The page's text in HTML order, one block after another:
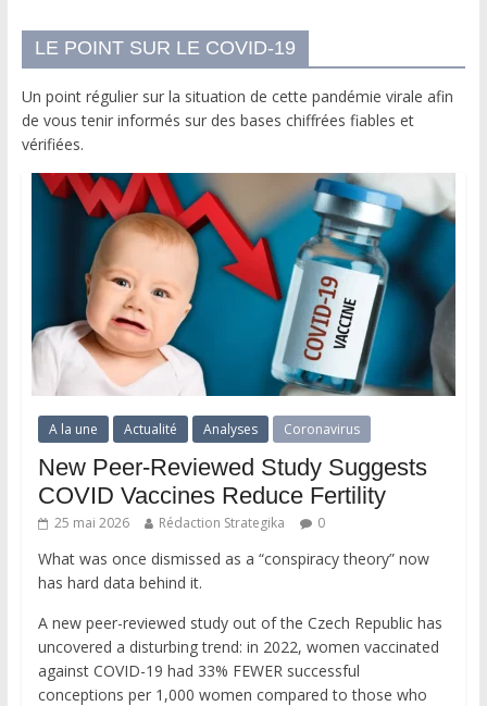
LE POINT SUR LE COVID-19
Un point régulier sur la situation de cette pandémie virale afin
de vous tenir informés sur des bases chiffrées fiables et
vérifiées.
A la une Actualité Analyses Coronavirus
New Peer-Reviewed Study Suggests
COVID Vaccines Reduce Fertility
25 mai 2026 Rédaction Strategika 0
What was once dismissed as a “conspiracy theory” now
has hard data behind it.
A new peer-reviewed study out of the Czech Republic has
uncovered a disturbing trend: in 2022, women vaccinated
against COVID-19 had 33% FEWER successful
conceptions per 1,000 women compared to those who